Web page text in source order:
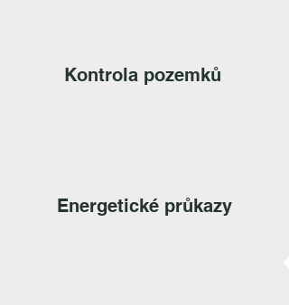
Kontrola pozemků
Energetické průkazy